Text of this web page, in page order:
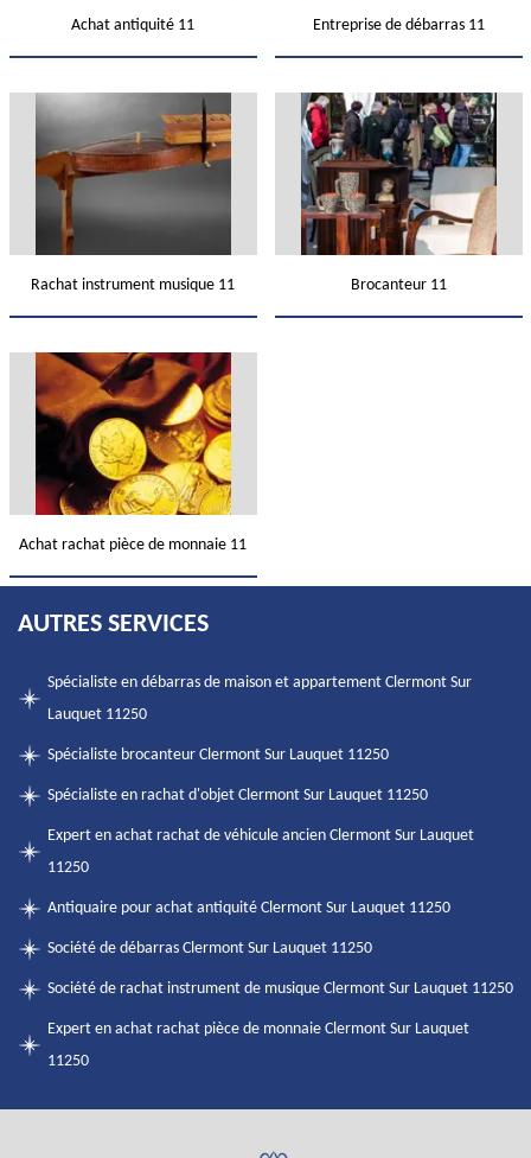
Achat antiquité 11 Entreprise de débarras 11
Rachat instrument musique 11 Brocanteur 11
Achat rachat pièce de monnaie 11
AUTRES SERVICES
Spécialiste en débarras de maison et appartement Clermont Sur
Lauquet 11250
Spécialiste brocanteur Clermont Sur Lauquet 11250
Spécialiste en rachat d'objet Clermont Sur Lauquet 11250
Expert en achat rachat de véhicule ancien Clermont Sur Lauquet
11250
Antiquaire pour achat antiquité Clermont Sur Lauquet 11250
Société de débarras Clermont Sur Lauquet 11250
Société de rachat instrument de musique Clermont Sur Lauquet 11250
Expert en achat rachat pièce de monnaie Clermont Sur Lauquet
11250